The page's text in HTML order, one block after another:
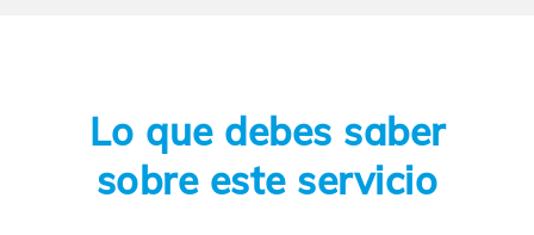
Lo que debes saber
sobre este servicio